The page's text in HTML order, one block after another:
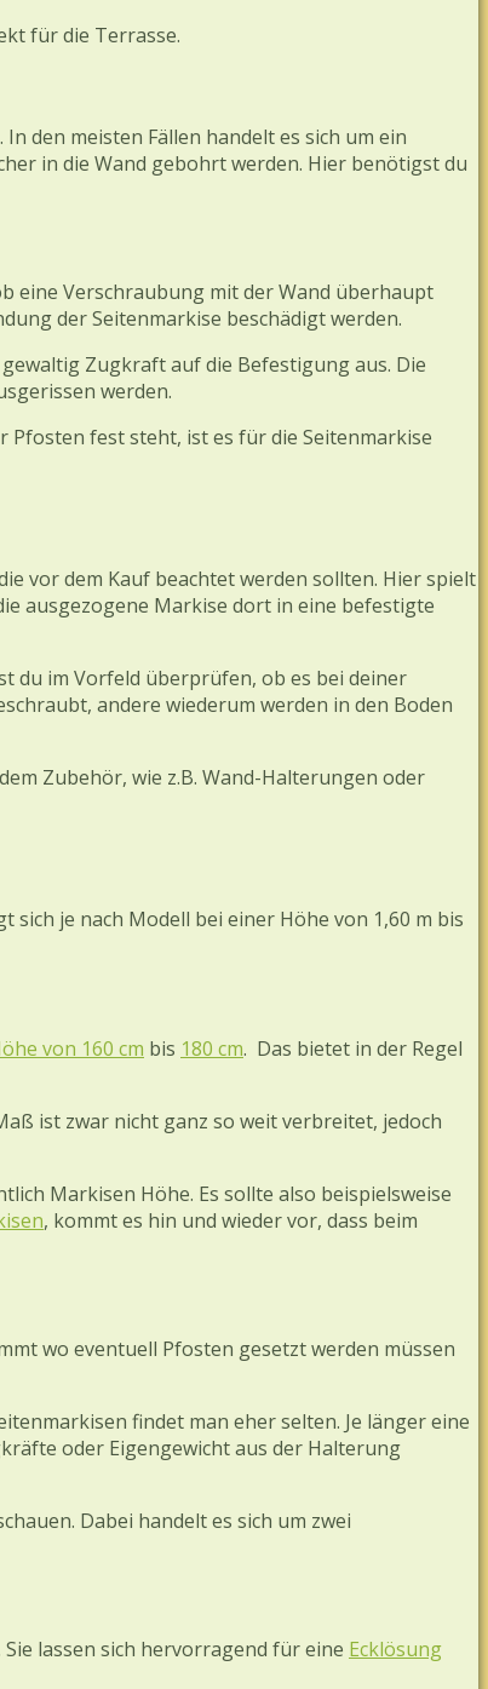
für die Terrasse.
den meisten Fällen handelt es sich um ein
in die Wand gebohrt werden. Hier benötigst du
eine Verschraubung mit der Wand überhaupt
der Seitenmarkise beschädigt werden.
Zugkraft auf die Befestigung aus. Die
werden.
Pfosten fest steht, ist es für die Seitenmarkise
vor dem Kauf beachtet werden sollten. Hier spielt
ausgezogene Markise dort in eine befestigte
du im Vorfeld überprüfen, ob es bei deiner
andere wiederum werden in den Boden
Zubehör, wie z.B. Wand-Halterungen oder
je nach Modell bei einer Höhe von 1,60 m bis
von 160 cm bis 180 cm. Das bietet in der Regel
ist zwar nicht ganz so weit verbreitet, jedoch
Markisen Höhe. Es sollte also beispielsweise
, kommt es hin und wieder vor, dass beim
wo eventuell Pfosten gesetzt werden müssen
findet man eher selten. Je länger eine
oder Eigengewicht aus der Halterung
Dabei handelt es sich um zwei
lassen sich hervorragend für eine Ecklösung